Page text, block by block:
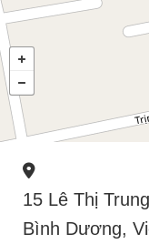
15 Lê Thị
Bình Dương,